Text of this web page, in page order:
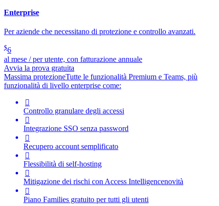
Enterprise
Per aziende che necessitano di protezione e controllo avanzati.
$6
al mese / per utente, con fatturazione annuale
Avvia la prova gratuita
Massima protezioneTutte le funzionalità Premium e Teams, più
funzionalità di livello enterprise come:

Controllo granulare degli accessi

Integrazione SSO senza password

Recupero account semplificato

Flessibilità di self-hosting

Mitigazione dei rischi con Access Intelligencenovità

Piano Families gratuito per tutti gli utenti